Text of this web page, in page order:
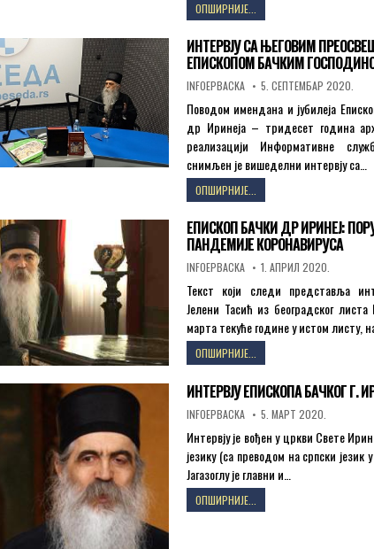
ПРАВОСЛАВЉА”
ОПШИРНИЈЕ...
ИНТЕРВЈУ
СА
ЊЕГОВИМ
ПРЕОСВЕШТЕНСТВОМ
ЕПИСКОПОМ
ДР
ИРИНЕЈЕМ
ИНТЕРВЈУ СА ЊЕГОВИМ
ЕПИСКОПОМ БАЧКИМ
AUTHOR:
INFOEPBACKA PUBLISHED
DATE:
5. СЕПТЕМБАР 2020.
Поводом имендана и јубилеја
др Иринеја – тридесет година
реализацији Информативне
снимљен је вишеделни интервју са…
ОПШИРНИЈЕ...
СА
ЊЕГОВИМ
ПРЕОСВЕШТЕНСТВОМ
ЕПИСКОПОМ
БАЧКИМ
ДР
ИРИНЕЈЕМ
ЕПИСКОП БАЧКИ ДР ИРИНЕЈ:
ПАНДЕМИЈЕ КОРОНАВИРУСА
AUTHOR:
INFOEPBACKA PUBLISHED
DATE:
1. АПРИЛ 2020.
Текст који следи представља
Јелени Тасић из београдског листа
марта текуће године у истом листу,
ОПШИРНИЈЕ...
БАЧКИ
ДР
ИРИНЕЈ:
ПОРУКА
ВРЕМЕ
ПАНДЕМИЈЕ
КОРОНАВИРУСА
ИНТЕРВЈУ ЕПИСКОПА БАЧКОГ Г.
AUTHOR:
INFOEPBACKA PUBLISHED
DATE:
5. МАРТ 2020.
Интервју је вођен у цркви Свете
језику (са преводом на српски
Јагазоглу је главни и…
ОПШИРНИЈЕ...
ЕПИСКОПА